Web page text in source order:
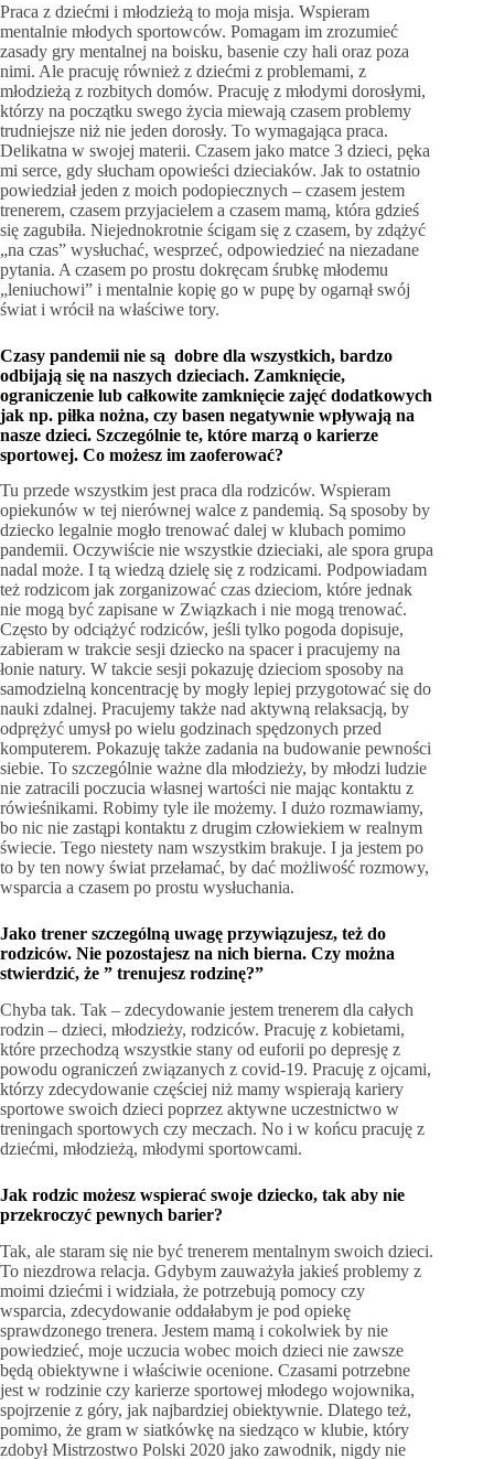
Praca z dziećmi i młodzieżą to moja misja. Wspieram
mentalnie młodych sportowców. Pomagam im zrozumieć
zasady gry mentalnej na boisku, basenie czy hali oraz poza
nimi. Ale pracuję również z dziećmi z problemami, z
młodzieżą z rozbitych domów. Pracuję z młodymi dorosłymi,
którzy na początku swego życia miewają czasem problemy
trudniejsze niż nie jeden dorosły. To wymagająca praca.
Delikatna w swojej materii. Czasem jako matce 3 dzieci, pęka
mi serce, gdy słucham opowieści dzieciaków. Jak to ostatnio
powiedział jeden z moich podopiecznych – czasem jestem
trenerem, czasem przyjacielem a czasem mamą, która gdzieś
się zagubiła. Niejednokrotnie ścigam się z czasem, by zdążyć
„na czas” wysłuchać, wesprzeć, odpowiedzieć na niezadane
pytania. A czasem po prostu dokręcam śrubkę młodemu
„leniuchowi” i mentalnie kopię go w pupę by ogarnął swój
świat i wrócił na właściwe tory.
Czasy pandemii nie są dobre dla wszystkich, bardzo
odbijają się na naszych dzieciach. Zamknięcie,
ograniczenie lub całkowite zamknięcie zajęć dodatkowych
jak np. piłka nożna, czy basen negatywnie wpływają na
nasze dzieci. Szczególnie te, które marzą o karierze
sportowej. Co możesz im zaoferować?
Tu przede wszystkim jest praca dla rodziców. Wspieram
opiekunów w tej nierównej walce z pandemią. Są sposoby by
dziecko legalnie mogło trenować dalej w klubach pomimo
pandemii. Oczywiście nie wszystkie dzieciaki, ale spora grupa
nadal może. I tą wiedzą dzielę się z rodzicami. Podpowiadam
też rodzicom jak zorganizować czas dzieciom, które jednak
nie mogą być zapisane w Związkach i nie mogą trenować.
Często by odciążyć rodziców, jeśli tylko pogoda dopisuje,
zabieram w trakcie sesji dziecko na spacer i pracujemy na
łonie natury. W takcie sesji pokazuję dzieciom sposoby na
samodzielną koncentrację by mogły lepiej przygotować się do
nauki zdalnej. Pracujemy także nad aktywną relaksacją, by
odprężyć umysł po wielu godzinach spędzonych przed
komputerem. Pokazuję także zadania na budowanie pewności
siebie. To szczególnie ważne dla młodzieży, by młodzi ludzie
nie zatracili poczucia własnej wartości nie mając kontaktu z
rówieśnikami. Robimy tyle ile możemy. I dużo rozmawiamy,
bo nic nie zastąpi kontaktu z drugim człowiekiem w realnym
świecie. Tego niestety nam wszystkim brakuje. I ja jestem po
to by ten nowy świat przełamać, by dać możliwość rozmowy,
wsparcia a czasem po prostu wysłuchania.
Jako trener szczególną uwagę przywiązujesz, też do
rodziców. Nie pozostajesz na nich bierna. Czy można
stwierdzić, że ” trenujesz rodzinę?”
Chyba tak. Tak – zdecydowanie jestem trenerem dla całych
rodzin – dzieci, młodzieży, rodziców. Pracuję z kobietami,
które przechodzą wszystkie stany od euforii po depresję z
powodu ograniczeń związanych z covid-19. Pracuję z ojcami,
którzy zdecydowanie częściej niż mamy wspierają kariery
sportowe swoich dzieci poprzez aktywne uczestnictwo w
treningach sportowych czy meczach. No i w końcu pracuję z
dziećmi, młodzieżą, młodymi sportowcami.
Jak rodzic możesz wspierać swoje dziecko, tak aby nie
przekroczyć pewnych barier?
Tak, ale staram się nie być trenerem mentalnym swoich dzieci.
To niezdrowa relacja. Gdybym zauważyła jakieś problemy z
moimi dziećmi i widziała, że potrzebują pomocy czy
wsparcia, zdecydowanie oddałabym je pod opiekę
sprawdzonego trenera. Jestem mamą i cokolwiek by nie
powiedzieć, moje uczucia wobec moich dzieci nie zawsze
będą obiektywne i właściwie ocenione. Czasami potrzebne
jest w rodzinie czy karierze sportowej młodego wojownika,
spojrzenie z góry, jak najbardziej obiektywnie. Dlatego też,
pomimo, że gram w siatkówkę na siedząco w klubie, który
zdobył Mistrzostwo Polski 2020 jako zawodnik, nigdy nie